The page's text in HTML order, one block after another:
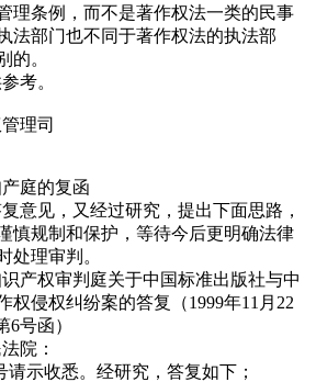
理条例，而不是著作权法一类的民事
法部门也不同于著作权法的执法部
的。
考。
理司
庭的复函
意见，又经过研究，提出下面思路，
慎规制和保护，等待今后更明确法律
处理审判。
产权审判庭关于中国标准出版社与中
权侵权纠纷案的答复（1999年11月22
6号函）
院：
请示收悉。经研究，答复如下；